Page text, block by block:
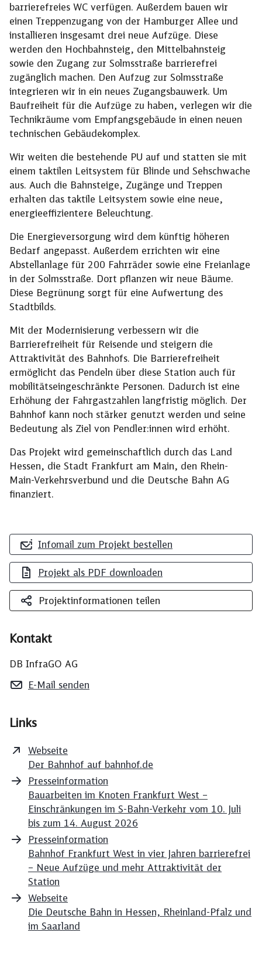
barrierefreies WC verfügen. Außerdem bauen wir
einen Treppenzugang von der Hamburger Allee und
installieren insgesamt drei neue Aufzüge. Diese
werden den Hochbahnsteig, den Mittelbahnsteig
sowie den Zugang zur Solmsstraße barrierefrei
zugänglich machen. Den Aufzug zur Solmsstraße
integrieren wir in ein neues Zugangsbauwerk. Um
Baufreiheit für die Aufzüge zu haben, verlegen wir die
Technikräume vom Empfangsgebäude in einen neuen
technischen Gebäudekomplex.
Wir weiten die bestehende PU auf und statten sie mit
einem taktilen Leitsystem für Blinde und Sehschwache
aus. Auch die Bahnsteige, Zugänge und Treppen
erhalten das taktile Leitsystem sowie eine neue,
energieeffizientere Beleuchtung.
Die Energieversorgung wird dem künftig höheren
Bedarf angepasst. Außerdem errichten wir eine
Abstellanlage für 200 Fahrräder sowie eine Freianlage
in der Solmsstraße. Dort pflanzen wir neue Bäume.
Diese Begrünung sorgt für eine Aufwertung des
Stadtbilds.
Mit der Modernisierung verbessern wir die
Barrierefreiheit für Reisende und steigern die
Attraktivität des Bahnhofs. Die Barrierefreiheit
ermöglicht das Pendeln über diese Station auch für
mobilitätseingeschränkte Personen. Dadurch ist eine
Erhöhung der Fahrgastzahlen langfristig möglich. Der
Bahnhof kann noch stärker genutzt werden und seine
Bedeutung als Ziel von Pendler:innen wird erhöht.
Das Projekt wird gemeinschaftlich durch das Land
Hessen, die Stadt Frankfurt am Main, den Rhein-
Main-Verkehrsverbund und die Deutsche Bahn AG
finanziert.
Infomail zum Projekt bestellen
Projekt als PDF downloaden
Projektinformationen teilen
Kontakt
DB InfraGO AG
E-Mail senden
Links
Webseite
Der Bahnhof auf bahnhof.de
Presseinformation
Bauarbeiten im Knoten Frankfurt West –
Einschränkungen im S-Bahn-Verkehr vom 10. Juli
bis zum 14. August 2026
Presseinformation
Bahnhof Frankfurt West in vier Jahren barrierefrei
– Neue Aufzüge und mehr Attraktivität der
Station
Webseite
Die Deutsche Bahn in Hessen, Rheinland-Pfalz und
im Saarland